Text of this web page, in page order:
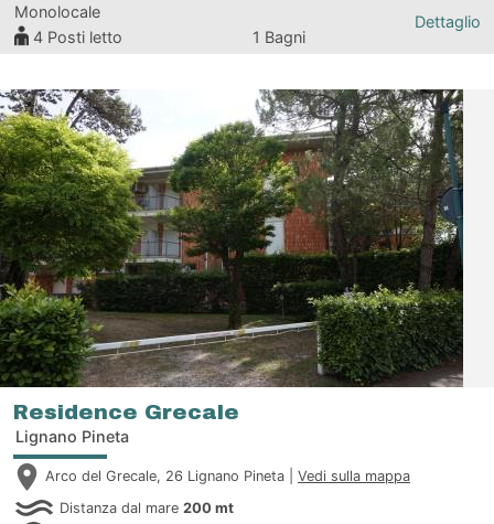
Monolocale
4 Posti letto 1 Bagni
Dettaglio
Residence Grecale
Lignano Pineta
Arco del Grecale, 26 Lignano Pineta | Vedi sulla mappa
Distanza dal mare 200 mt